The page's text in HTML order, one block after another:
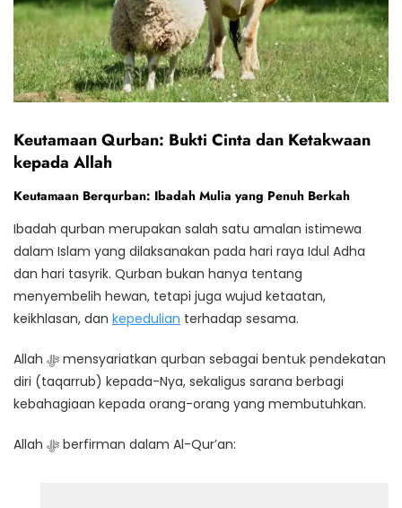
Keutamaan Qurban: Bukti Cinta dan Ketakwaan
kepada Allah
Keutamaan Berqurban: Ibadah Mulia yang Penuh Berkah
Ibadah qurban merupakan salah satu amalan istimewa
dalam Islam yang dilaksanakan pada hari raya Idul Adha
dan hari tasyrik. Qurban bukan hanya tentang
menyembelih hewan, tetapi juga wujud ketaatan,
keikhlasan, dan kepedulian terhadap sesama.
Allah ﷻ mensyariatkan qurban sebagai bentuk pendekatan
diri (taqarrub) kepada-Nya, sekaligus sarana berbagi
kebahagiaan kepada orang-orang yang membutuhkan.
Allah ﷻ berfirman dalam Al-Qur’an: